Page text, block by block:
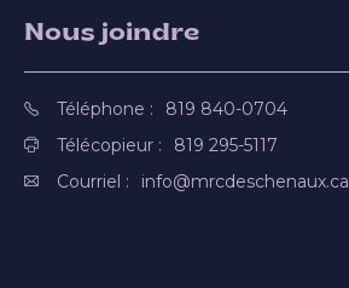
Nous joindre
Téléphone :
819 840-0704
Télécopieur :
819 295-5117
Courriel :
info@mrcdeschenaux.ca